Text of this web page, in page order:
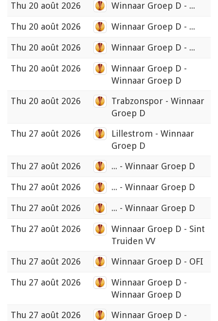
Thu 20 août 2026 Winnaar Groep D - ...
Thu 20 août 2026 Winnaar Groep D - ...
Thu 20 août 2026 Winnaar Groep D - ...
Thu 20 août 2026
Winnaar Groep D -
Winnaar Groep D
Thu 20 août 2026
Trabzonspor - Winnaar
Groep D
Thu 27 août 2026
Lillestrom - Winnaar
Groep D
Thu 27 août 2026 ... - Winnaar Groep D
Thu 27 août 2026 ... - Winnaar Groep D
Thu 27 août 2026 ... - Winnaar Groep D
Thu 27 août 2026
Winnaar Groep D - Sint
Truiden VV
Thu 27 août 2026 Winnaar Groep D - OFI
Thu 27 août 2026
Winnaar Groep D -
Winnaar Groep D
Thu 27 août 2026
Winnaar Groep D -